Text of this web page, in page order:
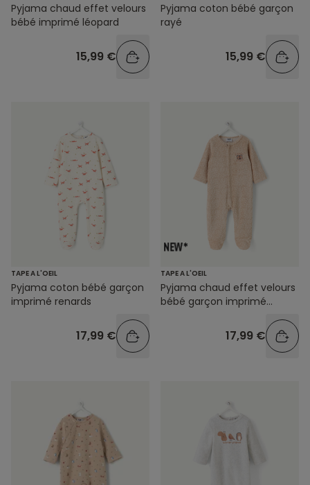
Pyjama chaud effet velours
bébé imprimé léopard
15,99 €
Pyjama coton bébé garçon
rayé
15,99 €
TAPE A L'OEIL
Pyjama coton bébé garçon
imprimé renards
17,99 €
TAPE A L'OEIL
Pyjama chaud effet velours
bébé garçon imprimé
17,99 €